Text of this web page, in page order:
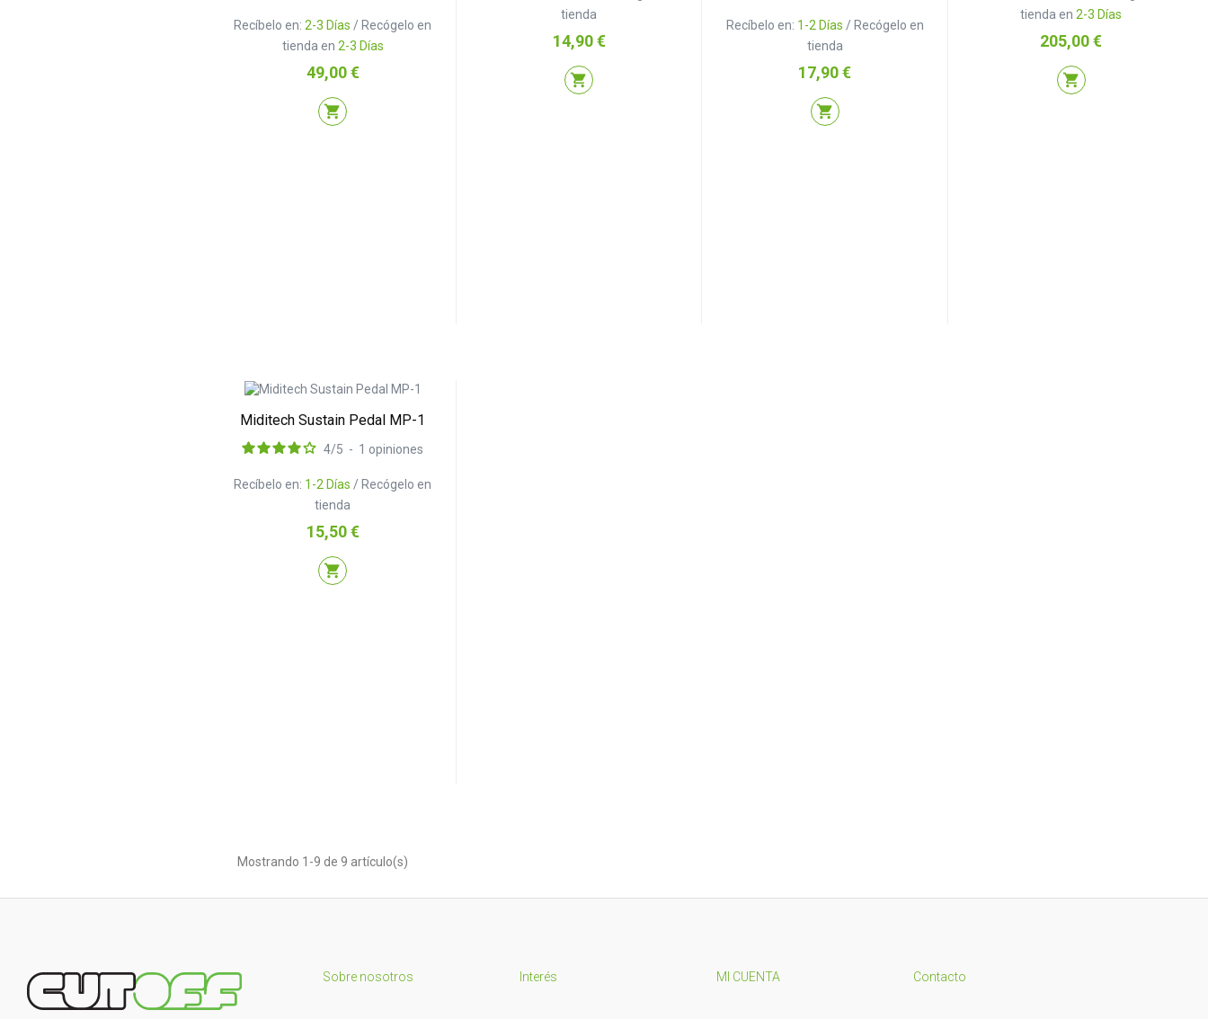
Recíbelo en:2-3 Días / Recógelo en
tienda en 2-3 Días
Precio
49,00 €
shopping_cart
tienda
Precio
14,90 €
shopping_cart
Recíbelo en: 1-2 Días / Recógelo en
tienda
Precio
17,90 €
shopping_cart
tienda en2-3 Días
Precio
205,00 €
shopping_cart
Miditech Sustain Pedal MP-1
Recíbelo en: 1-2 Días / Recógelo en
tienda
4/5 - 1 opiniones
Precio
15,50 €
shopping_cart
Mostrando 1-9 de 9 artículo(s)
Sobre nosotros Interés MI CUENTA Contacto